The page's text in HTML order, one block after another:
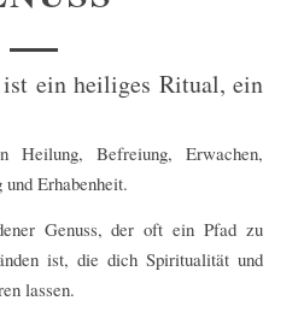
ein heiliges Ritual, ein
Befreiung, Erwachen,
Erhabenheit.
Genuss, der oft ein Pfad zu
ist, die dich Spiritualität und
lassen.